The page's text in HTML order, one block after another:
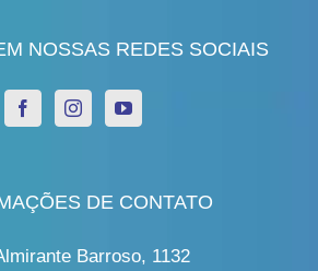
NOSSAS REDES SOCIAIS
DE CONTATO
Barroso, 1132